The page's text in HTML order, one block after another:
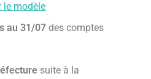
le modèle
au 31/07 des comptes
suite à la